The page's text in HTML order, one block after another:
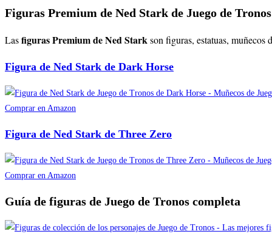
Figuras Premium de Ned Stark de Juego de Tronos
Lasfiguras Premium de Ned Starkson figuras, estatuas, muñecos
Figura de Ned Stark de Dark Horse
Comprar en Amazon
Figura de Ned Stark de Three Zero
Comprar en Amazon
Guía de figuras de Juego de Tronos completa